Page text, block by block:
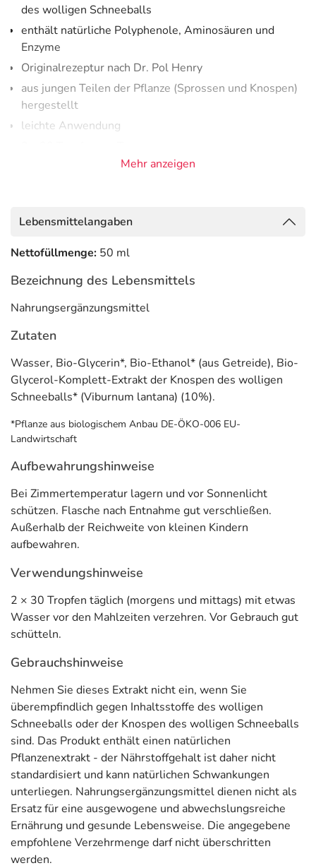
des wolligen Schneeballs
enthält natürliche Polyphenole, Aminosäuren und
Enzyme
Originalrezeptur nach Dr. Pol Henry
aus jungen Teilen der Pflanze (Sprossen und Knospen)
hergestellt
leichte Anwendung
aus kontrolliert biologischem Anbau
Öko-Kontrollstelle: DE-ÖKO-006 EU-Landwirtschaft
Inhaltsstoffe Pro Tagesportion (= 60 Tropfen)
Glycerol-
Extrakt aus:
wolligen
Schneeballs
0,4 g
1169/2011
*** keine Referenzmenge vorhanden
Adresse des Lebensmittel-Unternehmens
Dr. Koll Biopharm GmbH
Am Johannisberg 68-70
53474 Bad Neuenahr
Allergene) sind bei den Lebensmittelangaben als pdf
hinterlegt. (oben)
Mehr anzeigen
Lebensmittelangaben
Nettofüllmenge: 50 ml
Bezeichnung des Lebensmittels
Nahrungsergänzungsmittel
Zutaten
Wasser, Bio-Glycerin*, Bio-Ethanol* (aus Getreide), Bio-
Glycerol-Komplett-Extrakt der Knospen des wolligen
Schneeballs* (Viburnum lantana) (10%).
*Pflanze aus biologischem Anbau DE-ÖKO-006 EU-
Landwirtschaft
Aufbewahrungshinweise
Bei Zimmertemperatur lagern und vor Sonnenlicht
schützen. Flasche nach Entnahme gut verschließen.
Außerhalb der Reichweite von kleinen Kindern
aufbewahren.
Verwendungshinweise
2 × 30 Tropfen täglich (morgens und mittags) mit etwas
Wasser vor den Mahlzeiten verzehren. Vor Gebrauch gut
schütteln.
Gebrauchshinweise
Nehmen Sie dieses Extrakt nicht ein, wenn Sie
überempfindlich gegen Inhaltsstoffe des wolligen
Schneeballs oder der Knospen des wolligen Schneeballs
sind. Das Produkt enthält einen natürlichen
Pflanzenextrakt - der Nährstoffgehalt ist daher nicht
standardisiert und kann natürlichen Schwankungen
unterliegen. Nahrungsergänzungsmittel dienen nicht als
Ersatz für eine ausgewogene und abwechslungsreiche
Ernährung und gesunde Lebensweise. Die angegebene
empfohlene Verzehrmenge darf nicht überschritten
werden.